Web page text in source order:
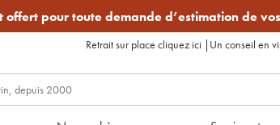
offert pour toute demande d’estimation de
Retrait sur place cliquez ici | Un conseil en